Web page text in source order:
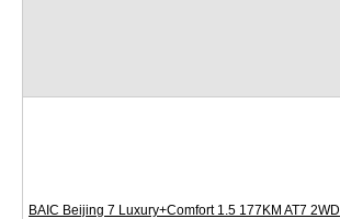
BAIC Beijing 7 Luxury+Comfort 1.5 177KM AT7 2WD